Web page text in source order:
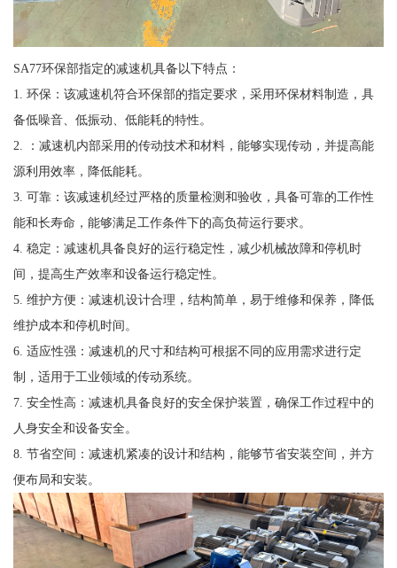
SA77环保部指定的减速机具备以下特点：
1. 环保：该减速机符合环保部的指定要求，采用环保材料制造，具
备低噪音、低振动、低能耗的特性。
2. ：减速机内部采用的传动技术和材料，能够实现传动，并提高能
源利用效率，降低能耗。
3. 可靠：该减速机经过严格的质量检测和验收，具备可靠的工作性
能和长寿命，能够满足工作条件下的高负荷运行要求。
4. 稳定：减速机具备良好的运行稳定性，减少机械故障和停机时
间，提高生产效率和设备运行稳定性。
5. 维护方便：减速机设计合理，结构简单，易于维修和保养，降低
维护成本和停机时间。
6. 适应性强：减速机的尺寸和结构可根据不同的应用需求进行定
制，适用于工业领域的传动系统。
7. 安全性高：减速机具备良好的安全保护装置，确保工作过程中的
人身安全和设备安全。
8. 节省空间：减速机紧凑的设计和结构，能够节省安装空间，并方
便布局和安装。